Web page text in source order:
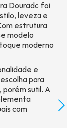
Dourado foi
leveza e
estrutura
modelo
moderno
e
para
porém sutil. A
com